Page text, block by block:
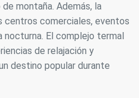
montaña. Además, la
centros comerciales, eventos
nocturna. El complejo termal
de relajación y
destino popular durante